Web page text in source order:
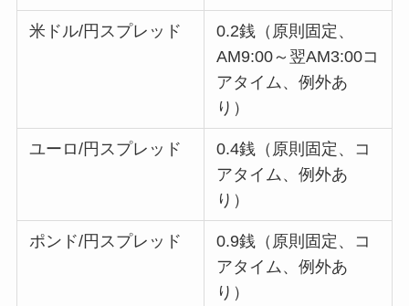
米ドル/円スプレッド
0.2銭（原則固定、
AM9:00～翌AM3:00コ
アタイム、例外あ
り）
ユーロ/円スプレッド
0.4銭（原則固定、コ
アタイム、例外あ
り）
ポンド/円スプレッド
0.9銭（原則固定、コ
アタイム、例外あ
り）